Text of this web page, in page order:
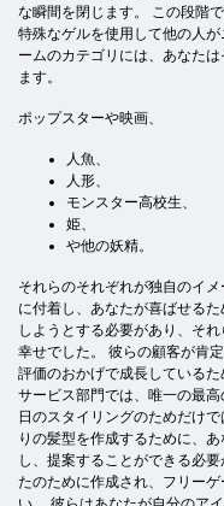
な瞬間を閉じます。 この段階
特殊なゲルを使用して他の人
ームのカテゴリには、あなた
ます。
ポップスターや映画、
人魚、
人形、
モンスター高校生、
姫、
や他の妖精。
それらのそれぞれが独自のイメ
に付着し、あなたが喜ばせるた
しようとする必要があり、それ
幸せでした。 彼らの顧客が肯
評価のおかげで成長しているた
サービス部門では、唯一の最
日のスタイリングのためだけ
りの髪型を作成するために、
し、提案することができる必
たのために作成され、フリー